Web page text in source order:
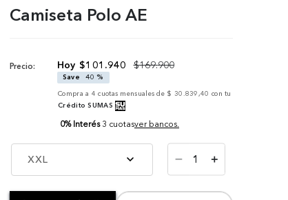
Camiseta Polo AE
Precio: $101 .940 $169.900
Save
40 %
Compra a 4 cuotas mensuales de $ 30.839,40 con tu
Crédito SUMAS
0% Interés 3 cuotasver bancos.
XXL ＋
－